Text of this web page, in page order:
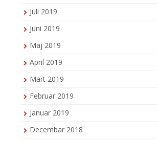
Juli 2019
Juni 2019
Maj 2019
April 2019
Mart 2019
Februar 2019
Januar 2019
Decembar 2018